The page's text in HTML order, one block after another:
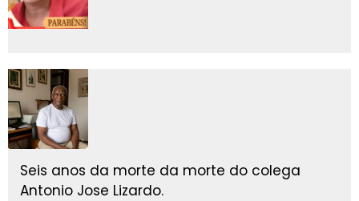
Seis anos da morte da morte do colega
Antonio Jose Lizardo.